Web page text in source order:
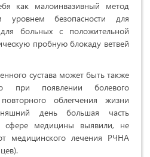
как малоинвазивный метод
безопасности для
больных с положительной
пробную блокаду ветвей
сустава может быть также
при появлении болевого
облегчения жизни
день большая часть
сфере медицины выявили, не
медицинского лечения РЧНА